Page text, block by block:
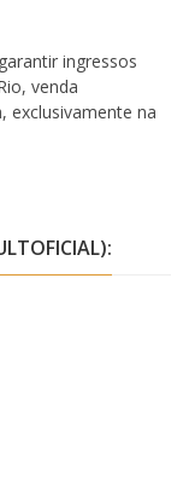
ingressos
venda
exclusivamente na